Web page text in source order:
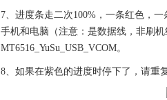
7、进度条走二次100%，一条红色，
手机和电脑（注意：是数据线，非刷
MT6516_YuSu_USB_VCOM。
8、如果在紫色的进度时停下了，请重